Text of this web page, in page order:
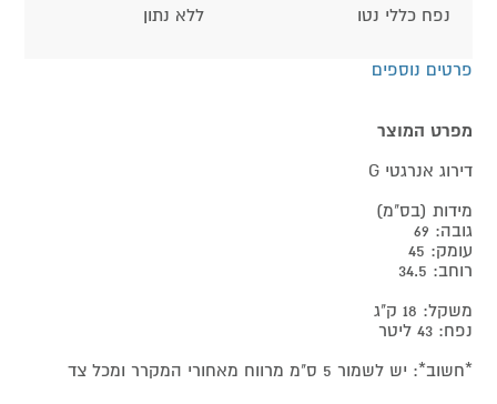
נפח כללי נטו ללא נתון
פרטים נוספים
מפרט המוצר
דירוג אנרגטי G
מידות (בס"מ)
גובה: 69
עומק: 45
רוחב: 34.5
משקל: 18 ק"ג
נפח: 43 ליטר
*חשוב*: יש לשמור 5 ס"מ מרווח מאחורי המקרר ומכל צד